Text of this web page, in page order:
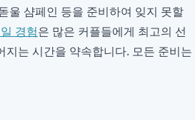
울 샴페인 등을 준비하여 잊지 못할
경험은 많은 커플들에게 최고의 선
는 시간을 약속합니다. 모든 준비는